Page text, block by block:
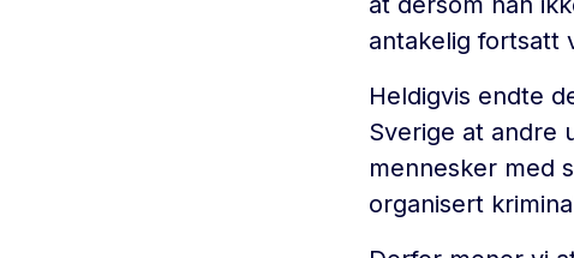
antakelig fortsatt
Heldigvis endte
Sverige at andre
mennesker med
organisert